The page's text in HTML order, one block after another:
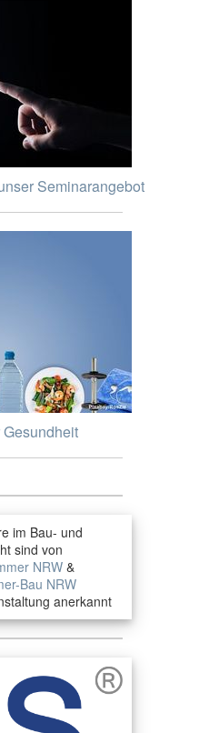
Seminarangebot
im Bau- und
sind von
NRW&
Bau NRW
anerkannt